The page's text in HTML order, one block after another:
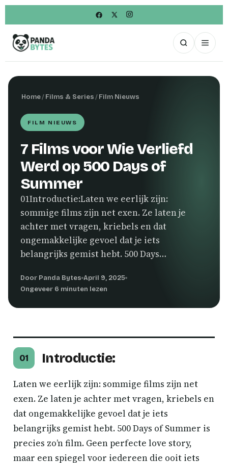
Home/Films & Series/Film Nieuws
FILM NIEUWS
7 Films voor Wie Verliefd
Werd op 500 Days of
Summer
01Introductie:Laten we eerlijk zijn:
sommige films zijn net exen. Ze laten je
achter met vragen, kriebels en dat
ongemakkelijke gevoel dat je iets
belangrijks gemist hebt. 500 Days…
Door Panda Bytes April 9, 2025
Ongeveer 6 minuten lezen
01 Introductie:
Laten we eerlijk zijn: sommige films zijn net
exen. Ze laten je achter met vragen, kriebels en
dat ongemakkelijke gevoel dat je iets
belangrijks gemist hebt. 500 Days of Summer is
precies zo’n film. Geen perfecte love story,
maar een spiegel voor iedereen die ooit iets